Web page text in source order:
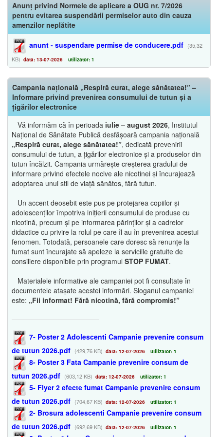
Anunț privind Normele de aplicare a OUG nr. 7/2026
pentru evitarea suspendării permiselor auto din cauza
amenzilor neplătite
anunt - suspendare permise de conducere.pdf (35,32
KB) data: 13-07-2026 utilizator: 1
Campania națională „Respiră curat, alege sănătatea!” –
Informare privind prevenirea consumului de tutun și a
țigărilor electronice
Vă informăm că în perioada iulie – august 2026, Institutul
Național de Sănătate Publică desfășoară campania națională
„Respiră curat, alege sănătatea!”, dedicată prevenirii
consumului de tutun, a țigărilor electronice și a produselor din
tutun încălzit. Campania urmărește creșterea gradului de
informare privind efectele nocive ale nicotinei și încurajează
adoptarea unui stil de viață sănătos, fără tutun.
Un accent deosebit este pus pe protejarea copiilor și
adolescenților împotriva inițierii consumului de produse cu
nicotină, precum și pe informarea părinților și a cadrelor
didactice cu privire la rolul pe care îl au în prevenirea acestui
fenomen. Totodată, persoanele care doresc să renunțe la
fumat sunt încurajate să apeleze la serviciile gratuite de
consiliere disponibile prin programul STOP FUMAT.
Materialele informative ale campaniei pot fi consultate în
documentele atașate acestei informări. Sloganul campaniei
este: „Fii informat! Fără nicotină, fără compromis!”
7- Poster 2 Adolescenti Campanie prevenire consum
de tutun 2026.pdf (429,76 KB) data: 12-07-2026 utilizator: 1
8- Poster 3 Fata Campanie prevenire consum de
tutun 2026.pdf (603,12 KB) data: 12-07-2026 utilizator: 1
5- Flyer 2 efecte fumat Campanie prevenire consum
de tutun 2026.pdf (704,67 KB) data: 12-07-2026 utilizator: 1
2- Brosura adolescenti Campanie prevenire consum
de tutun 2026.pdf (692,69 KB) data: 12-07-2026 utilizator: 1